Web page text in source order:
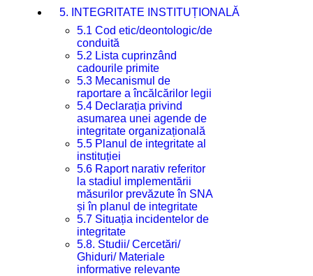
5. INTEGRITATE INSTITUȚIONALĂ
5.1 Cod etic/deontologic/de
conduită
5.2 Lista cuprinzând
cadourile primite
5.3 Mecanismul de
raportare a încălcărilor legii
5.4 Declarația privind
asumarea unei agende de
integritate organizațională
5.5 Planul de integritate al
instituției
5.6 Raport narativ referitor
la stadiul implementării
măsurilor prevăzute în SNA
și în planul de integritate
5.7 Situația incidentelor de
integritate
5.8. Studii/ Cercetări/
Ghiduri/ Materiale
informative relevante